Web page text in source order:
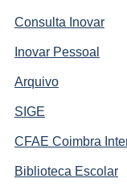
Consulta Inovar
Inovar Pessoal
Arquivo
SIGE
CFAE Coimbra
Biblioteca Escolar